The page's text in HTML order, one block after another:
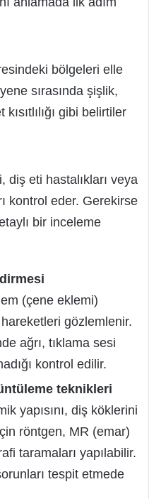
bölgeleri elle
sırasında şişlik,
gibi belirtiler
diş eti hastalıkları veya
kontrol eder. Gerekirse
bir inceleme
(çene eklemi)
hareketleri gözlemlenir.
ağrı, tıklama sesi
kontrol edilir.
teknikleri
yapısını, diş köklerini
röntgen, MR (emar)
taramaları yapılabilir.
tespit etmede